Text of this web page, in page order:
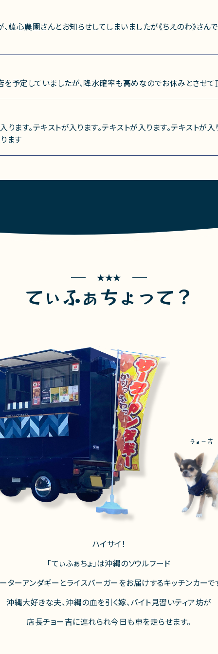
藤心農園さんとお知らせしてしまいましたが《ちえのわ》さ
を予定していましたが、降水確率も高めなのでお休みとさせて
ります。テキストが入ります。テキストが入ります。テキストが入
ます
てぃふぁちょって？
チョー
ハイサイ！
「てぃふぁちょ」は沖縄のソウルフード
ターアンダギーとライスバーガーをお届けするキッチンカーで
沖縄大好きな夫、沖縄の血を引く嫁、バイト見習いティア坊が
店長チョー吉に連れられ今日も車を走らせます。